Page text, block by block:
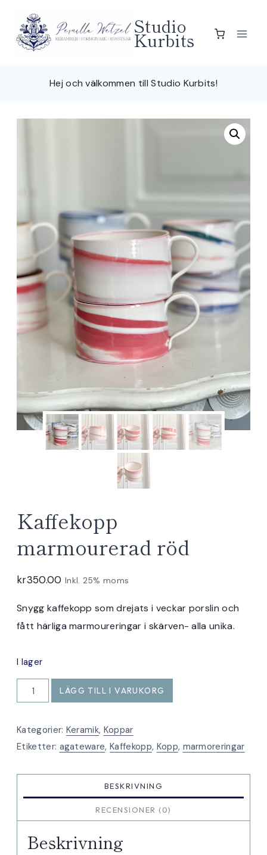
content
Studio
Kurbits
Hej och välkommen till Studio Kurbits!
Kaffekopp
marmourerad röd
kr350.00 Inkl. 25% moms
Snygg kaffekopp som drejats i veckar porslin och
fått härliga marmoureringar i skärven- alla unika.
I lager
Kaffekopp
marmourerad
mängd
LÄGG TILL I VARUKORG
Kategorier: Keramik, Koppar
Etiketter: agateware,Kaffekopp, Kopp, marmoreringar
BESKRIVNING
RECENSIONER (0)
Beskrivning